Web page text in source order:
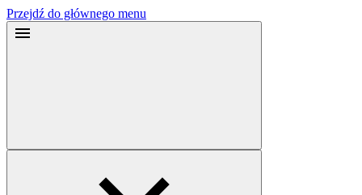
Przejdź do głównego menu